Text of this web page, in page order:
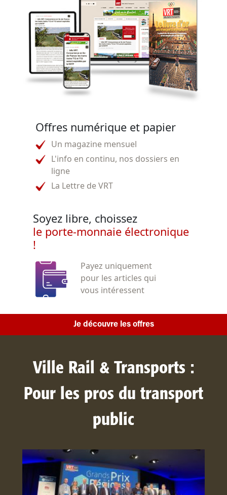
Offres numérique et papier
Un magazine mensuel
L'info en continu, nos dossiers en
ligne
La Lettre de VRT
Soyez libre, choissez
le porte-monnaie électronique
!
Payez uniquement
pour les articles qui
vous intéressent
Je découvre les offres
Ville Rail & Transports :
Pour les pros du transport
public